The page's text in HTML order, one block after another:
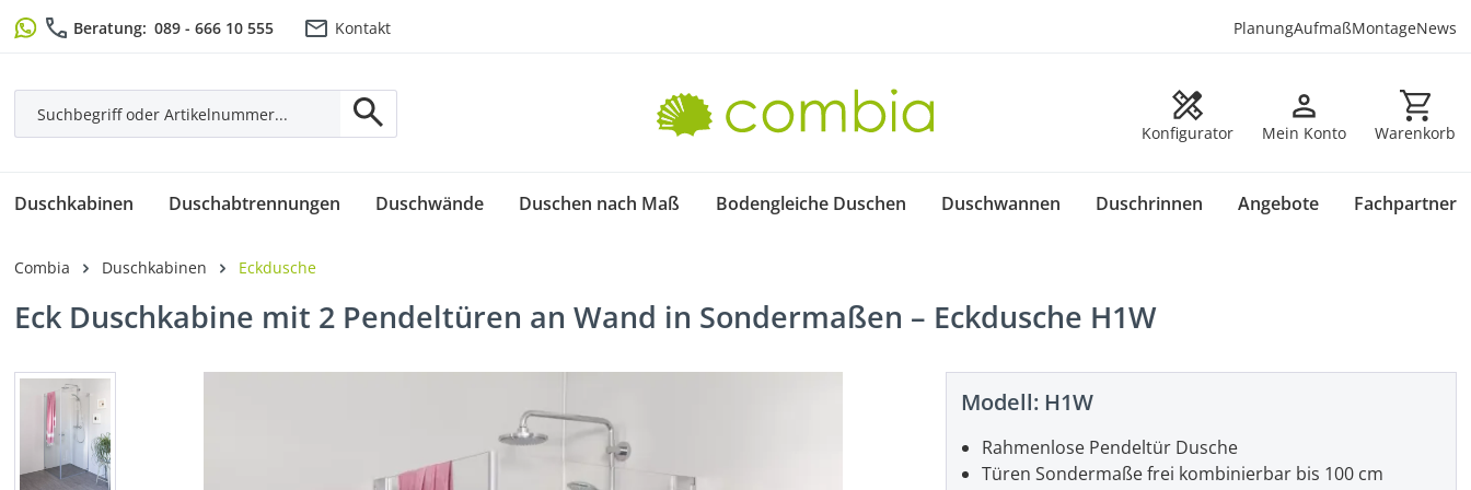
Hauptinhalt springen
Zur Suche springen
Zur Hauptnavigation springen
Beratung: 089 - 666 10 555 Kontakt PlanungAufmaßMontageNews
Konfigurator Mein Konto Warenkorb
Warenkorb
Duschkabinen Duschabtrennungen Duschwände Duschen nach Maß Bodengleiche Duschen Duschwannen Duschrinnen Angebote Fachpartner
Combia Duschkabinen Eckdusche
Eck Duschkabine mit 2 Pendeltüren an Wand in Sondermaßen – Eckdusche H1W
Bildergalerie überspringen
Modell: H1W
Rahmenlose Pendeltür Dusche
Türen Sondermaße frei kombinierbar bis 100 cm